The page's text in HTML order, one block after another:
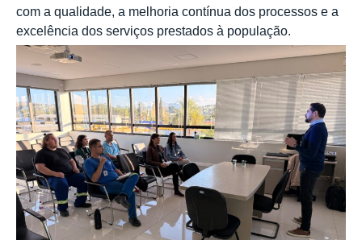
com a qualidade, a melhoria contínua dos processos e a
excelência dos serviços prestados à população.